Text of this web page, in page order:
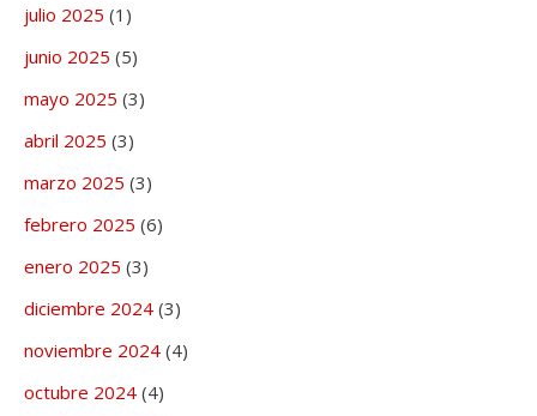
julio 2025 (1)
junio 2025 (5)
mayo 2025 (3)
abril 2025 (3)
marzo 2025 (3)
febrero 2025 (6)
enero 2025 (3)
diciembre 2024 (3)
noviembre 2024 (4)
octubre 2024 (4)